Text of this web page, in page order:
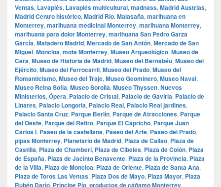
Ventas, Lavapiés, Lavapiés multicultural, madnass, Madrid Austrias,
Madrid Centro histórico, Madrid Río, Malasaña, marihuana en
Monterrey, marihuana medicinal Monterrey, marihuana Monterrey,
marihuana para dolor Monterrey, marihuana San Pedro Garza
García, Matadero Madrid, Mercado de San Antón, Mercado de San
Miguel, Moncloa, mota Monterrey, Museo Arqueológico, Museo de
Cera, Museo de Historia de Madrid, Museo del Bernabéu, Museo del
Ejército, Museo del Ferrocarril, Museo del Prado, Museo del
Romanticismo, Museo del Traje, Museo Geominero, Museo Naval,
Museo Reina Sofía, Museo Sorolla, Museo Thyssen, Nuevos
Ministerios, Ópera, Palacio de Cristal, Palacio de Gaviria, Palacio de
Linares, Palacio Longoria, Palacio Real, Palacio Real jardines,
Palacio Santa Cruz, Parque Berlín, Parque de Atracciones, Parque
del Oeste, Parque del Retiro, Parque El Capricho, Parque Juan
Carlos I, Paseo de la castellana, Paseo del Arte, Paseo del Prado,
pipas Monterrey, Planetario de Madrid, Plaza de Callao, Plaza de
Castilla, Plaza de Chamberí, Plaza de Cibeles, Plaza de Colón, Plaza
de España, Plaza de Jacinto Benavente, Plaza de la Provincia, Plaza
de la Villa, Plaza de Moncloa, Plaza de Oriente, Plaza de Santa Ana,
Plaza de Toros Las Ventas, Plaza Dos de Mayo, Plaza Mayor, Plaza
Rubén Darío, Príncipe Pío, productos de cáñamo Monterrey,